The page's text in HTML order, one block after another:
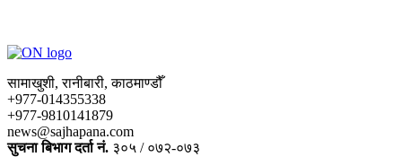
सामाखुशी, रानीबारी, काठमाण्डौँ
+977-014355338
+977-9810141879
news@sajhapana.com
सुचना बिभाग दर्ता नं. ३०५ / ०७२-०७३